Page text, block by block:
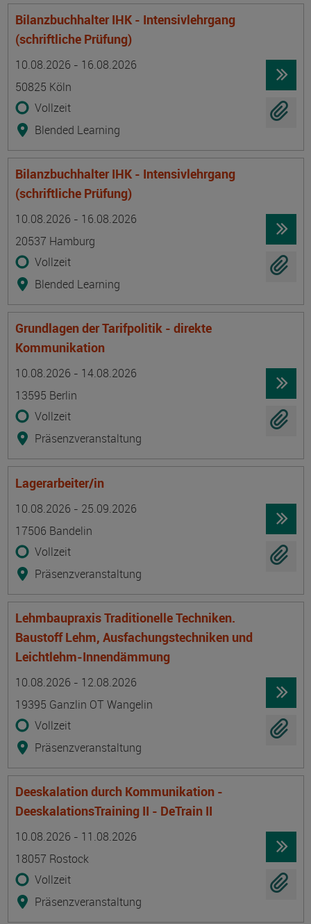
Bilanzbuchhalter IHK - Intensivlehrgang
(schriftliche Prüfung)
10.08.2026 - 16.08.2026
50825 Köln
Vollzeit
Blended Learning
Bilanzbuchhalter IHK - Intensivlehrgang
(schriftliche Prüfung)
10.08.2026 - 16.08.2026
20537 Hamburg
Vollzeit
Blended Learning
Grundlagen der Tarifpolitik - direkte
Kommunikation
10.08.2026 - 14.08.2026
13595 Berlin
Vollzeit
Präsenzveranstaltung
Lagerarbeiter/in
10.08.2026 - 25.09.2026
17506 Bandelin
Vollzeit
Präsenzveranstaltung
Lehmbaupraxis Traditionelle Techniken.
Baustoff Lehm, Ausfachungstechniken und
Leichtlehm-Innendämmung
10.08.2026 - 12.08.2026
19395 Ganzlin OT Wangelin
Vollzeit
Präsenzveranstaltung
Deeskalation durch Kommunikation -
DeeskalationsTraining II - DeTrain II
10.08.2026 - 11.08.2026
18057 Rostock
Vollzeit
Präsenzveranstaltung